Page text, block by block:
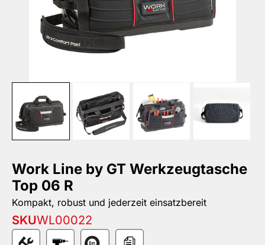
Work Line by GT Werkzeugtasche
Top 06 R
Kompakt, robust und jederzeit einsatzbereit
SKUWL00022